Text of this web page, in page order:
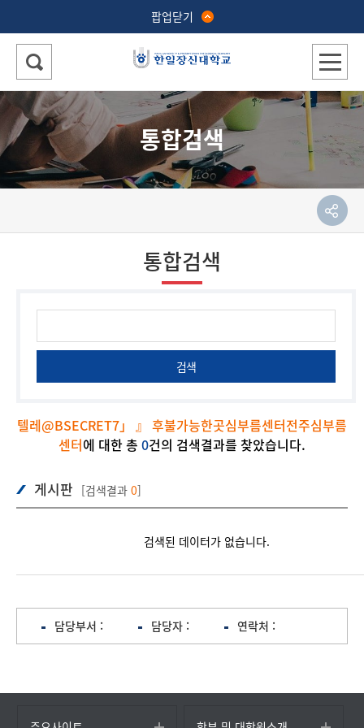
팝업닫기
통합검색
통합검색
검색
텔레@BSECRET7」 』 후불가능한곳심부름센터전주심부름
센터에 대한 총 0건의 검색결과를 찾았습니다.
게시판 [검색결과 0]
검색된 데이터가 없습니다.
담당부서 : 담당자 : 연락처 :